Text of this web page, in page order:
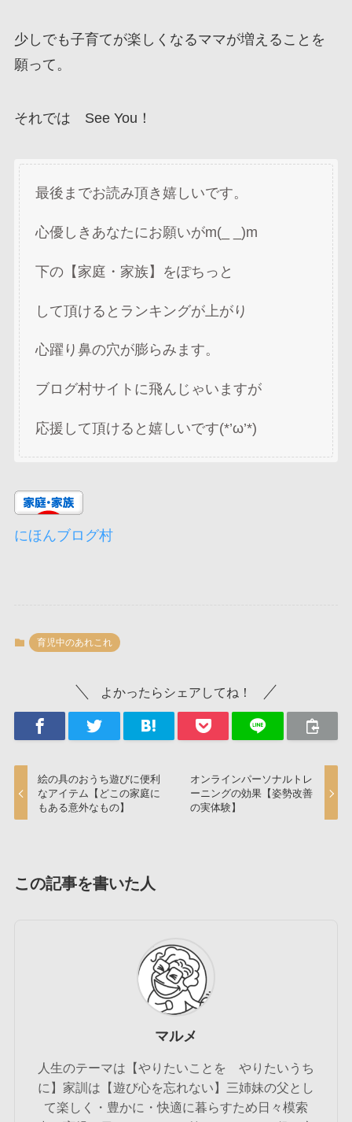
少しでも子育てが楽しくなるママが増えることを
願って。
それでは See You！
最後までお読み頂き嬉しいです。
心優しきあなたにお願いがm(_ _)m
下の【家庭・家族】をぽちっと
して頂けるとランキングが上がり
心躍り鼻の穴が膨らみます。
ブログ村サイトに飛んじゃいますが
応援して頂けると嬉しいです(*’ω’*)
にほんブログ村
育児中のあれこれ
よかったらシェアしてね！
絵の具のおうち遊びに便利
なアイテム【どこの家庭に
もある意外なもの】
オンラインパーソナルトレ
ーニングの効果【姿勢改善
の実体験】
この記事を書いた人
マルメ
人生のテーマは【やりたいことを やりたいうち
に】家訓は【遊び心を忘れない】三姉妹の父とし
て楽しく・豊かに・快適に暮らすため日々模索